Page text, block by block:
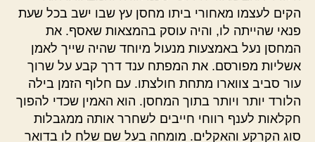
הקים לעצמו מאחורי ביתו מחסן עץ שבו ישב בכל שעת
פנאי שהייתה לו, והיה עוסק בהמצאות שאסף. את
המחסן נעל באמצעות מנעול מיוחד שהיה שייך לאמן
אשליות מפורסם. את המפתח ענד דרך קבע על שרוך
עור סביב צווארו מתחת חולצתו. עם חלוף הזמן בילה
הלורד יותר ויותר בתוך המחסן. הוא האמין שכדי להפוך
חקלאות לענף רווחי חייבים לשחרר אותה ממגבלות
סוג הקרקע והאקלים. מומחה בעל שם שלח לו בדואר